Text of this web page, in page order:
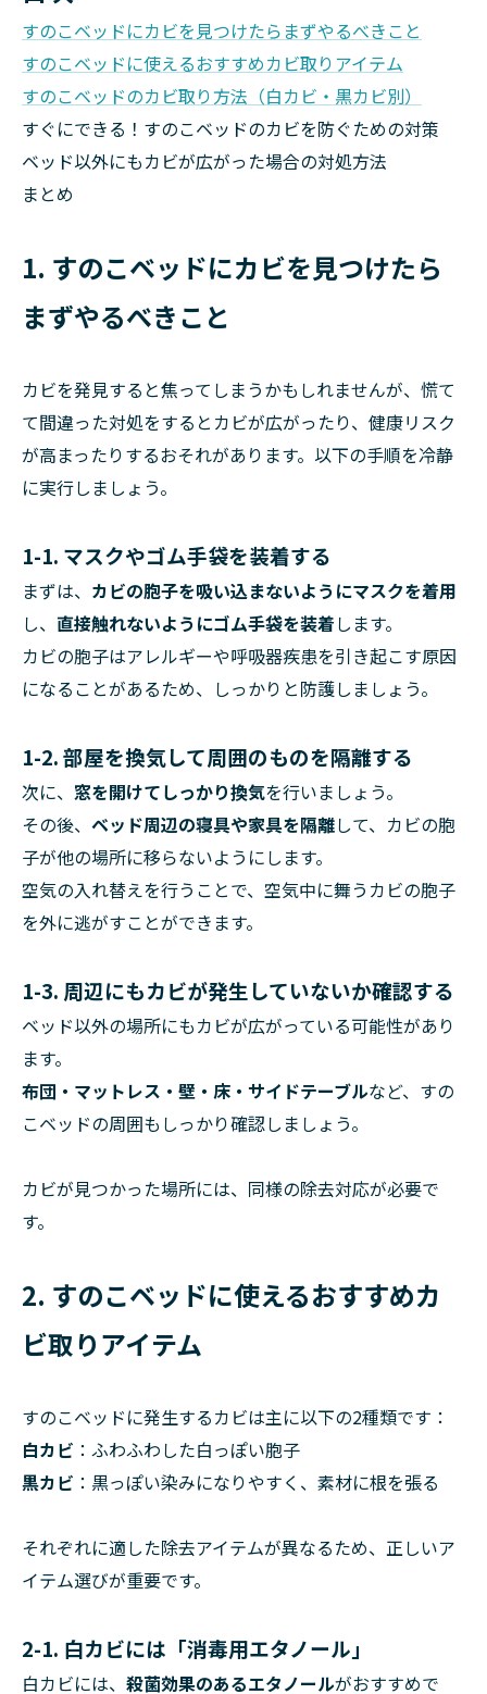
すのこベッドにカビを見つけたらまずやるべきこと
すのこベッドに使えるおすすめカビ取りアイテム
すのこベッドのカビ取り方法（白カビ・黒カビ別）
すぐにできる！すのこベッドのカビを防ぐための対策
ベッド以外にもカビが広がった場合の対処方法
まとめ
1. すのこベッドにカビを見つけたら
まずやるべきこと
カビを発見すると焦ってしまうかもしれませんが、慌て
て間違った対処をするとカビが広がったり、健康リスク
が高まったりするおそれがあります。以下の手順を冷静
に実行しましょう。
1-1. マスクやゴム手袋を装着する
まずは、 カビの胞子を吸い込まないようにマスクを着用
し、 直接触れないようにゴム手袋を装着します。
カビの胞子はアレルギーや呼吸器疾患を引き起こす原因
になることがあるため、しっかりと防護しましょう。
1-2. 部屋を換気して周囲のものを隔離する
次に、 窓を開けてしっかり換気を行いましょう。
その後、 ベッド周辺の寝具や家具を隔離して、カビの胞
子が他の場所に移らないようにします。
空気の入れ替えを行うことで、空気中に舞うカビの胞子
を外に逃がすことができます。
1-3. 周辺にもカビが発生していないか確認する
ベッド以外の場所にもカビが広がっている可能性があり
ます。
布団・マットレス・壁・床・サイドテーブルなど、すの
こベッドの周囲もしっかり確認しましょう。
カビが見つかった場所には、同様の除去対応が必要で
す。
2. すのこベッドに使えるおすすめカ
ビ取りアイテム
すのこベッドに発生するカビは主に以下の2種類です：
白カビ ：ふわふわした白っぽい胞子
黒カビ ：黒っぽい染みになりやすく、素材に根を張る
それぞれに適した除去アイテムが異なるため、正しいア
イテム選びが重要です。
2-1. 白カビには「消毒用エタノール」
白カビには、 殺菌効果のあるエタノールがおすすめで